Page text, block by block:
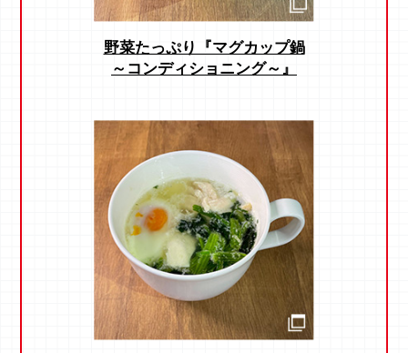
野菜たっぷり『マグカップ鍋
～コンディショニング～』